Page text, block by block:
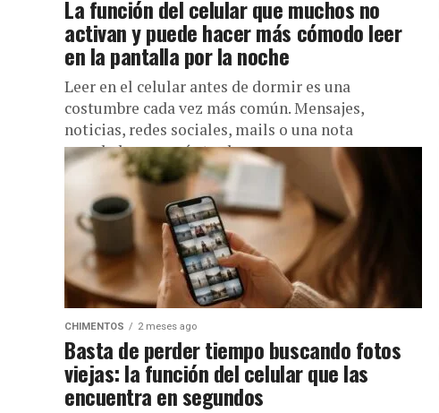
La función del celular que muchos no
activan y puede hacer más cómodo leer
en la pantalla por la noche
Leer en el celular antes de dormir es una
costumbre cada vez más común. Mensajes,
noticias, redes sociales, mails o una nota
guardada para más tarde...
CHIMENTOS 2 meses ago
Basta de perder tiempo buscando fotos
viejas: la función del celular que las
encuentra en segundos